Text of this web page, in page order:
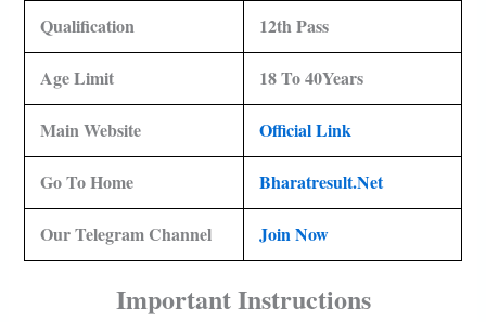
Qualification 12th Pass
Age Limit 18 To 40Years
Main Website Official Link
Go To Home Bharatresult.net
Our Telegram Channel Join Now
Important Instructions